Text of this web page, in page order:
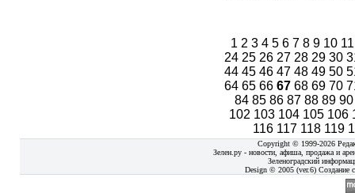
1 2 3 4 5 6 7 8 9 10
24 25 26 27 28 29 30
44 45 46 47 48 49 50
64 65 66 67 68 69 70
84 85 86 87 88 89
102 103 104 105 106
116 117 118 119
Copyright © 1999-2026
Зелен.ру - новости, афиша, продажа и
Зеленоградский
Design © 2005 (ver.6) Создание